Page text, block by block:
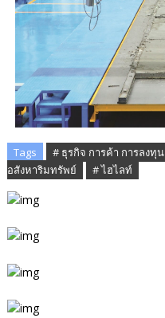
Tags # ธุรกิจ การค้า การลงทุน
อสังหาริมทรัพย์
# ไฮไลท์